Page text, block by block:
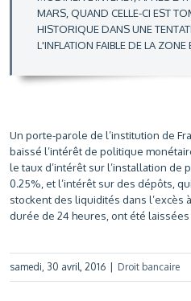
MARS, QUAND CELLE-CI EST
HISTORIQUE DANS UNE
L'INFLATION FAIBLE DE LA ZONE
Un porte-parole de l’institution de
baissé l’intérêt de politique
le taux d’intérêt sur l’installation de
0.25%, et l’intérêt sur des dépôts,
stockent des liquidités dans l’excès
durée de 24 heures, ont été laissées
samedi, 30 avril, 2016 Droit bancaire